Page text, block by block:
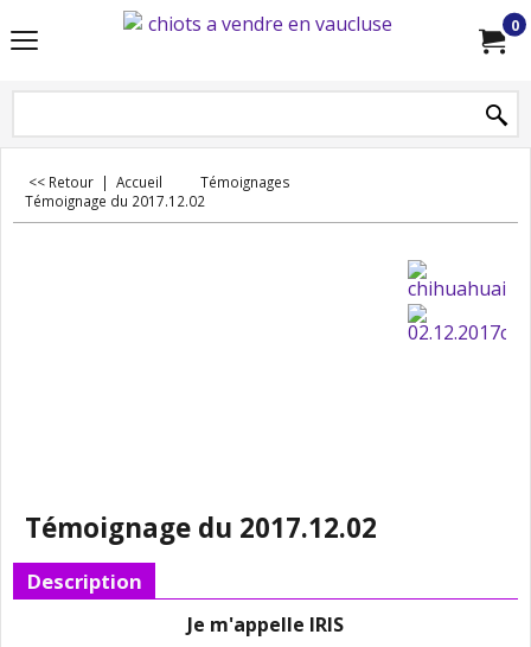
0
<< Retour | Accueil
Témoignages
Témoignage du 2017.12.02
Témoignage du 2017.12.02
Description
Je m'appelle IRIS